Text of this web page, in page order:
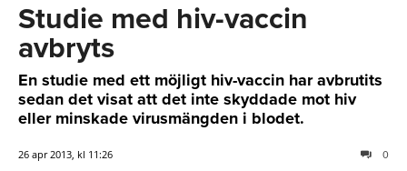
Studie med hiv-vaccin
avbryts
En studie med ett möjligt hiv-vaccin har avbrutits
sedan det visat att det inte skyddade mot hiv
eller minskade virusmängden i blodet.
26 apr 2013, kl 11:26 0